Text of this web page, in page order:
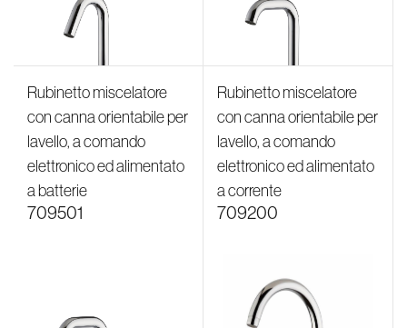
Rubinetto miscelatore
con canna orientabile per
lavello, a comando
elettronico ed alimentato
a batterie
709501
Rubinetto miscelatore
con canna orientabile per
lavello, a comando
elettronico ed alimentato
a corrente
709200